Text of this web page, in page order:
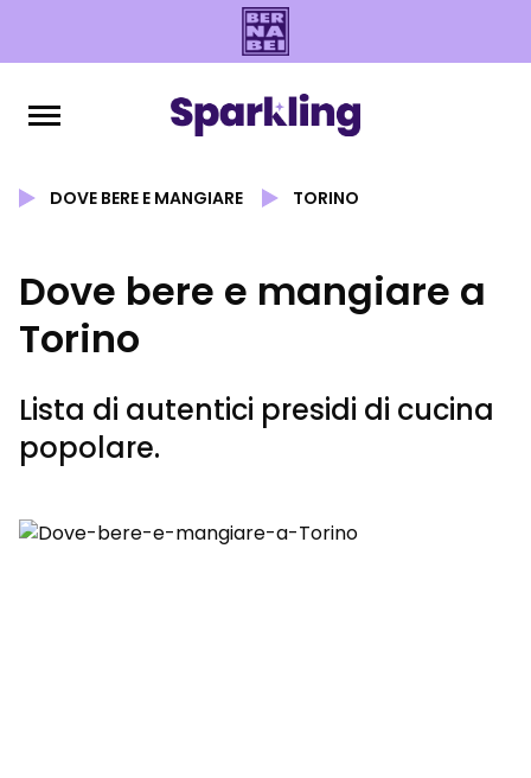
DOVE BERE E MANGIARE TORINO
Dove bere e mangiare a
Torino
Lista di autentici presidi di cucina
popolare.